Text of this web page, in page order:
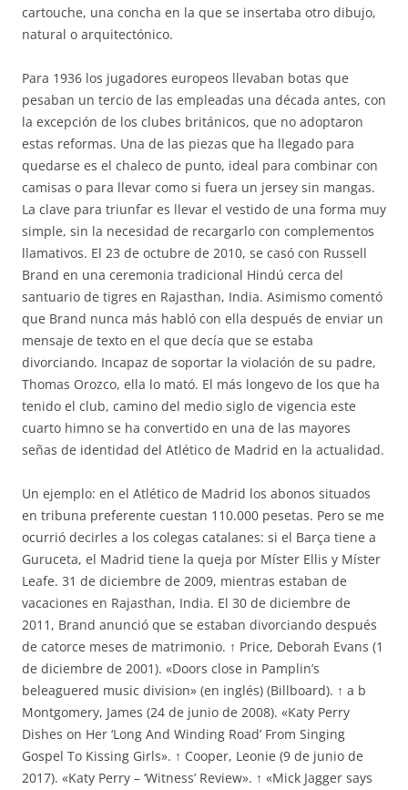
cartouche, una concha en la que se insertaba otro dibujo,
natural o arquitectónico.
Para 1936 los jugadores europeos llevaban botas que
pesaban un tercio de las empleadas una década antes, con
la excepción de los clubes británicos, que no adoptaron
estas reformas. Una de las piezas que ha llegado para
quedarse es el chaleco de punto, ideal para combinar con
camisas o para llevar como si fuera un jersey sin mangas.
La clave para triunfar es llevar el vestido de una forma muy
simple, sin la necesidad de recargarlo con complementos
llamativos. El 23 de octubre de 2010, se casó con Russell
Brand en una ceremonia tradicional Hindú cerca del
santuario de tigres en Rajasthan, India. Asimismo comentó
que Brand nunca más habló con ella después de enviar un
mensaje de texto en el que decía que se estaba
divorciando. Incapaz de soportar la violación de su padre,
Thomas Orozco, ella lo mató. El más longevo de los que ha
tenido el club, camino del medio siglo de vigencia este
cuarto himno se ha convertido en una de las mayores
señas de identidad del Atlético de Madrid en la actualidad.
Un ejemplo: en el Atlético de Madrid los abonos situados
en tribuna preferente cuestan 110.000 pesetas. Pero se me
ocurrió decirles a los colegas catalanes: si el Barça tiene a
Guruceta, el Madrid tiene la queja por Míster Ellis y Míster
Leafe. 31 de diciembre de 2009, mientras estaban de
vacaciones en Rajasthan, India. El 30 de diciembre de
2011, Brand anunció que se estaban divorciando después
de catorce meses de matrimonio. ↑ Price, Deborah Evans (1
de diciembre de 2001). «Doors close in Pamplin’s
beleaguered music division» (en inglés) (Billboard). ↑ a b
Montgomery, James (24 de junio de 2008). «Katy Perry
Dishes on Her ‘Long And Winding Road’ From Singing
Gospel To Kissing Girls». ↑ Cooper, Leonie (9 de junio de
2017). «Katy Perry – ‘Witness’ Review». ↑ «Mick Jagger says